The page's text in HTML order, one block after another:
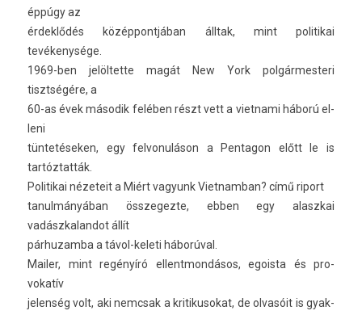
éppúgy az
érdeklődés közép­pontjában álltak, mint politikai
tevékenysége.
1969-ben jelöl­tette magát New York pol­gármes­teri
tisztségére, a
60-as évek második felében részt vett a viet­nami háború el­
leni
tüntetéseken, egy fel­vonuláson a Pen­tagon előtt le is
tartóztatták.
Politikai nézeteit a Miért vagyunk Viet­namban? című riport
tanul­mányában összegez­te, ebben egy al­aszkai
vadászkalan­dot állít
pár­huzam­ba a távol-keleti háborúval.
Mail­er, mint regényíró el­lentmon­dásos, egois­ta és pro­
vokatív
jelen­ség volt, aki nemcsak a kritikusokat, de olvasóit is gyak­